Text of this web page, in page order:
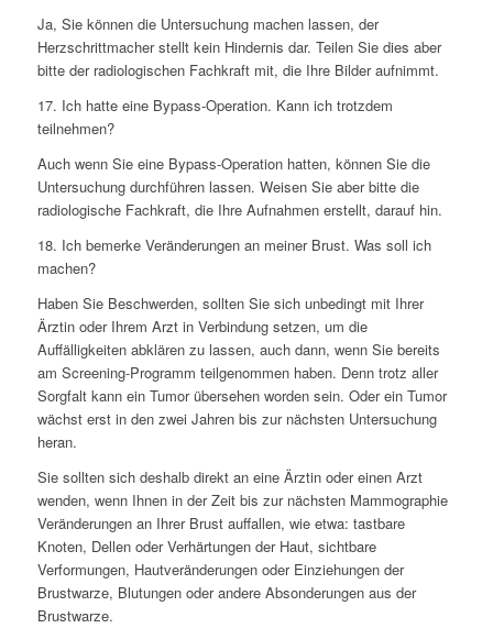
Ja, Sie können die Untersuchung machen lassen, der
Herzschrittmacher stellt kein Hindernis dar. Teilen Sie dies aber
bitte der radiologischen Fachkraft mit, die Ihre Bilder aufnimmt.
17. Ich hatte eine Bypass-Operation. Kann ich trotzdem
teilnehmen?
Auch wenn Sie eine Bypass-Operation hatten, können Sie die
Untersuchung durchführen lassen. Weisen Sie aber bitte die
radiologische Fachkraft, die Ihre Aufnahmen erstellt, darauf hin.
18. Ich bemerke Veränderungen an meiner Brust. Was soll ich
machen?
Haben Sie Beschwerden, sollten Sie sich unbedingt mit Ihrer
Ärztin oder Ihrem Arzt in Verbindung setzen, um die
Auffälligkeiten abklären zu lassen, auch dann, wenn Sie bereits
am Screening-Programm teilgenommen haben. Denn trotz aller
Sorgfalt kann ein Tumor übersehen worden sein. Oder ein Tumor
wächst erst in den zwei Jahren bis zur nächsten Untersuchung
heran.
Sie sollten sich deshalb direkt an eine Ärztin oder einen Arzt
wenden, wenn Ihnen in der Zeit bis zur nächsten Mammographie
Veränderungen an Ihrer Brust auffallen, wie etwa: tastbare
Knoten, Dellen oder Verhärtungen der Haut, sichtbare
Verformungen, Hautveränderungen oder Einziehungen der
Brustwarze, Blutungen oder andere Absonderungen aus der
Brustwarze.